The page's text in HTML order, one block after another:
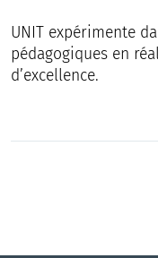
UNIT expérimente
pédagogiques en
d’excellence.